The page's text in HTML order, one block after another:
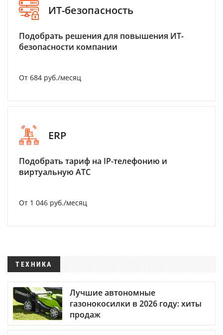
ИТ-безопасность
Подобрать решения для повышения ИТ-
безопасности компании
От 684 руб./месяц
ERP
Подобрать тариф на IP-телефонию и
виртуальную АТС
От 1 046 руб./месяц
ТЕХНИКА
Лучшие автономные
газонокосилки в 2026 году: хиты
продаж